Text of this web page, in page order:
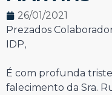
26/01/2021
Prezados
IDP,
É com profunda
falecimento da Sra.